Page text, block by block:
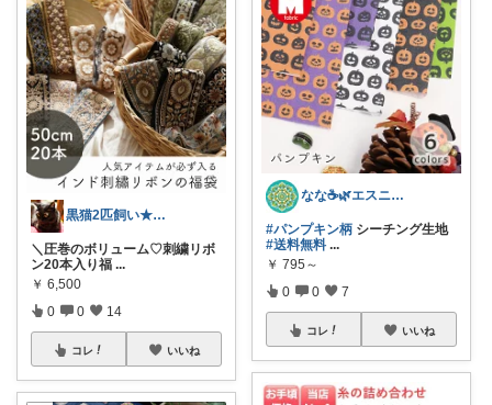
黒猫2匹飼い★楽天購入は必ずルーム経由♪
＼圧巻のボリューム♡刺繍リボ
ン20本入り福 ...
￥ 6,500
0 0 14
コレ いいね
なな☕️🌿エスニック／アジアン雑貨
#パンプキン柄 シーチング生地
#送料無料 ...
￥ 795～
0 0 7
コレ いいね